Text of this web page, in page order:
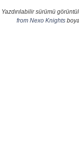
Yazdırılabilir sürümü
from Nexo Knights